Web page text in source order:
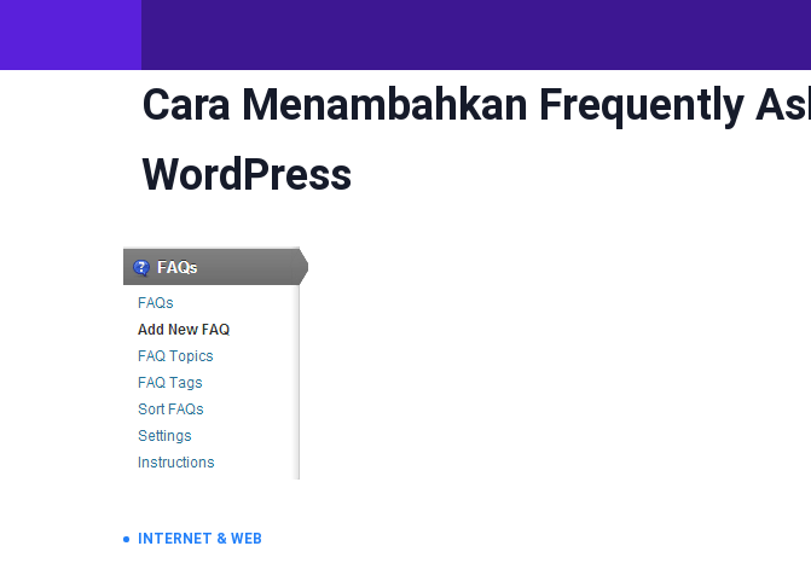
Cara Menambahkan Frequently
WordPress
INTERNET & WEB